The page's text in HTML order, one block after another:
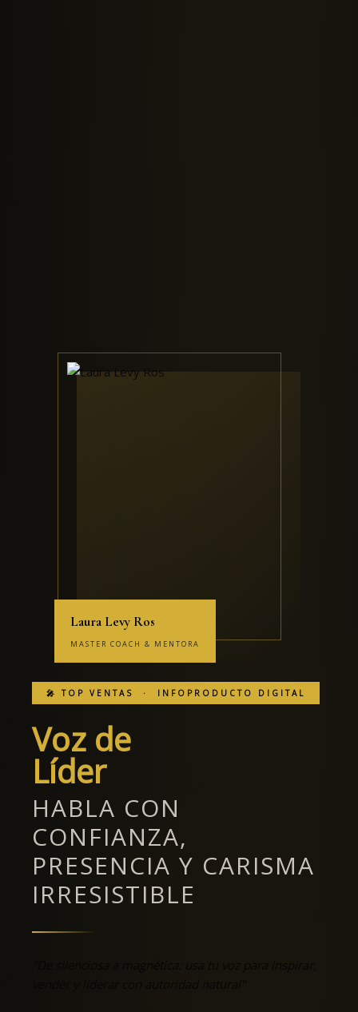
🎤 TOP VENTAS · INFOPRODUCTO DIGITAL
Voz de
Líder
HABLA CON
CONFIANZA,
PRESENCIA Y CARISMA
IRRESISTIBLE
Laura Levy Ros
MASTER COACH & MENTORA